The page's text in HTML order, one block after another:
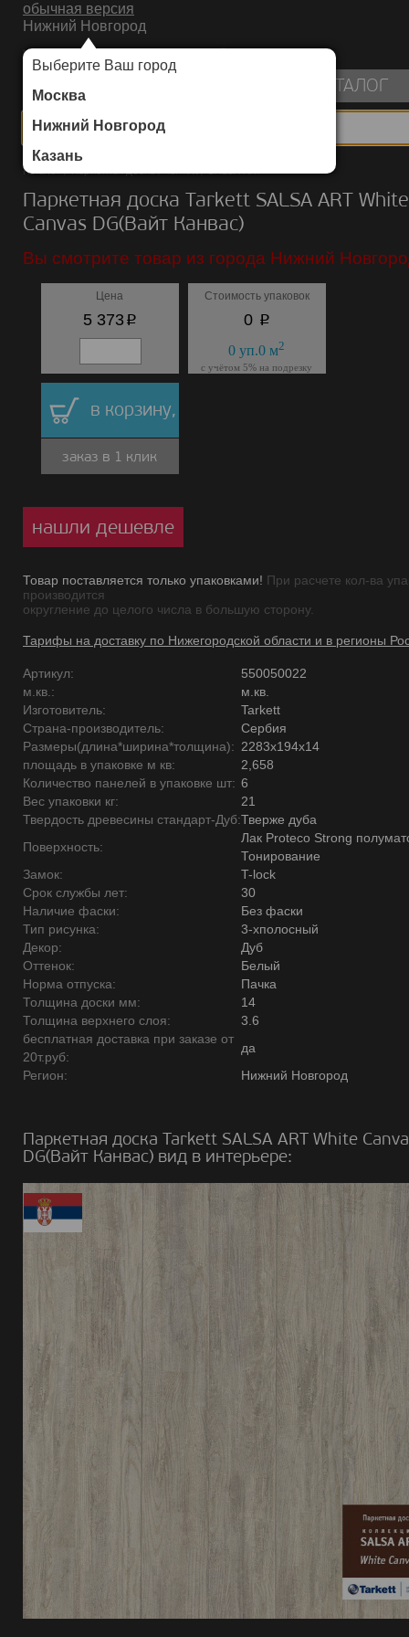
обычная версия
Нижний Новгород
Выберите Ваш город
Москва
Нижний Новгород
Казань
ИНТЕРНЕТ-МАГАЗИН НАПОЛЬНЫХ ПОКРЫТИЙ
КАТАЛОГ
Каталог/Паркетная доска/Tarkett/SALSA ART
Паркетная доска Tarkett SALSA ART White
Canvas DG(Вайт Канвас)
Вы смотрите товар из города Нижний
Цена
5 373 p
Стоимость упаковок
0 p
0 уп.0 м2
с учётом 5% на подрезку
в корзину,
заказ в 1 клик
нашли дешевле
Товар поставляется только упаковками! При расчете кол-ва
производится
округление до целого числа в большую сторону.
Тарифы на доставку по Нижегородской области и в регионы
Артикул:
550050022
м.кв.:
м.кв.
Изготовитель:
Tarkett
Страна-производитель:
Сербия
Размеры(длина*ширина*толщина): 2283х194х14
площадь в упаковке м кв:
2,658
Количество панелей в упаковке шт: 6
Вес упаковки кг:
21
Твердость древесины стандарт-Дуб:Тверже дуба
Поверхность:
Лак Proteco Strong
Тонирование
Замок:
T-lock
Срок службы лет:
30
Наличие фаски:
Без фаски
Тип рисунка:
3-хполосный
Декор:
Дуб
Оттенок:
Белый
Норма отпуска:
Пачка
Толщина доски мм:
14
Толщина верхнего слоя:
3.6
бесплатная доставка при заказе от
20т.руб:
да
Регион:
Нижний Новгород
Паркетная доска Tarkett SALSA ART White
DG(Вайт Канвас) вид в интерьере: